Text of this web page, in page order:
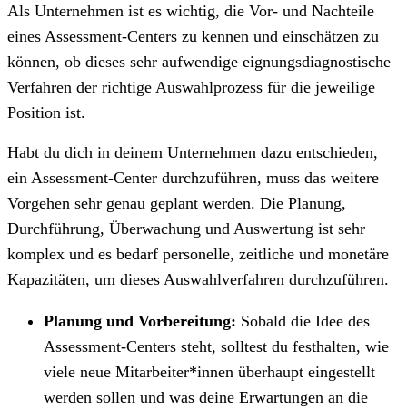
Als Unternehmen ist es wichtig, die Vor- und Nachteile
eines Assessment-Centers zu kennen und einschätzen zu
können, ob dieses sehr aufwendige eignungsdiagnostische
Verfahren der richtige Auswahlprozess für die jeweilige
Position ist.
Habt du dich in deinem Unternehmen dazu entschieden,
ein Assessment-Center durchzuführen, muss das weitere
Vorgehen sehr genau geplant werden. Die Planung,
Durchführung, Überwachung und Auswertung ist sehr
komplex und es bedarf personelle, zeitliche und monetäre
Kapazitäten, um dieses Auswahlverfahren durchzuführen.
Planung und Vorbereitung: Sobald die Idee des
Assessment-Centers steht, solltest du festhalten, wie
viele neue Mitarbeiter*innen überhaupt eingestellt
werden sollen und was deine Erwartungen an die